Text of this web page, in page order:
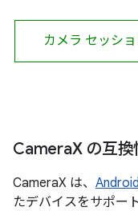
カメラ セッシ
CameraX の互
CameraX は、
たデバイスをサポー